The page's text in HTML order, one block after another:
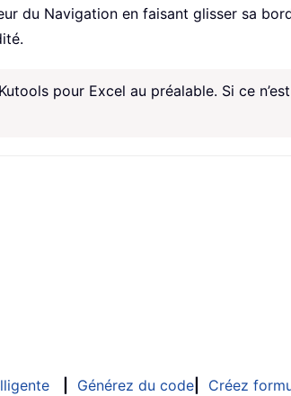
du Navigation en faisant glisser sa
pour Excel au préalable. Si ce
Générez du code Créez